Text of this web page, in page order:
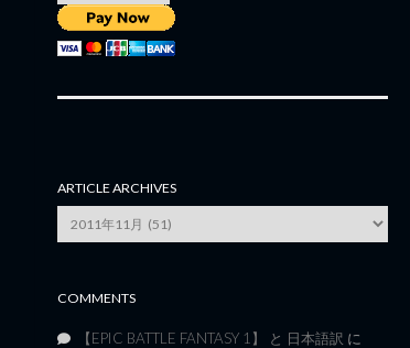
ARTICLE ARCHIVES
Archives
COMMENTS
【EPIC BATTLE FANTASY 1】 と 日本語訳 に